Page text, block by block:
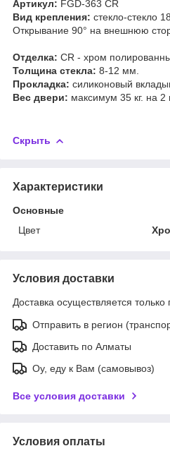
Артикул: FGD-363 CR
Вид крепления: стекло-стекло
Открывание 90° на внешнюю
Отделка: CR - хром
Толщина стекла: 8-12 мм.
Прокладка: силиконовый
Вес двери: максимум 35 кг. на 2
Скрыть
Характеристики
Основные
Цвет
Условия доставки
Доставка осуществляется только
Отправить в регион
Доставить по Алматы
Оу, еду к Вам (самовывоз)
Все условия доставки
Условия оплаты